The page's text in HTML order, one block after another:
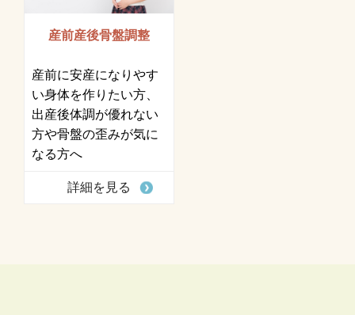
産前産後骨盤調整
産前に安産になりやす
い身体を作りたい方、
出産後体調が優れない
方や骨盤の歪みが気に
なる方へ
詳細を見る